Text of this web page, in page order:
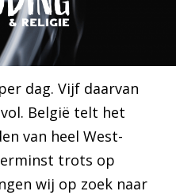
dag. Vijf daarvan
België telt het
van heel West-
trots op
wij op zoek naar